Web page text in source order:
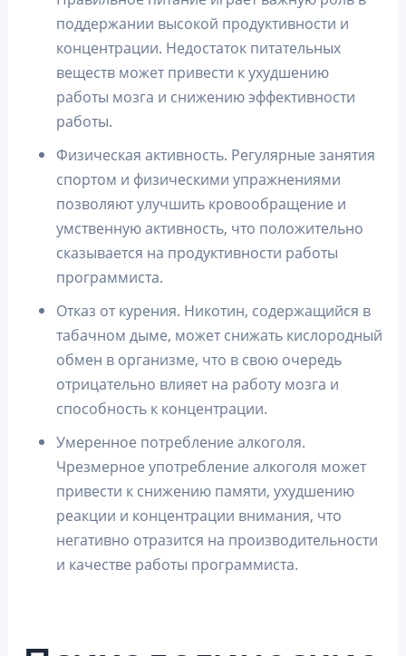
поддержании высокой продуктивности и
концентрации. Недостаток питательных
веществ может привести к ухудшению
работы мозга и снижению эффективности
работы.
Физическая активность. Регулярные занятия
спортом и физическими упражнениями
позволяют улучшить кровообращение и
умственную активность, что положительно
сказывается на продуктивности работы
программиста.
Отказ от курения. Никотин, содержащийся в
табачном дыме, может снижать кислородный
обмен в организме, что в свою очередь
отрицательно влияет на работу мозга и
способность к концентрации.
Умеренное потребление алкоголя.
Чрезмерное употребление алкоголя может
привести к снижению памяти, ухудшению
реакции и концентрации внимания, что
негативно отразится на производительности
и качестве работы программиста.